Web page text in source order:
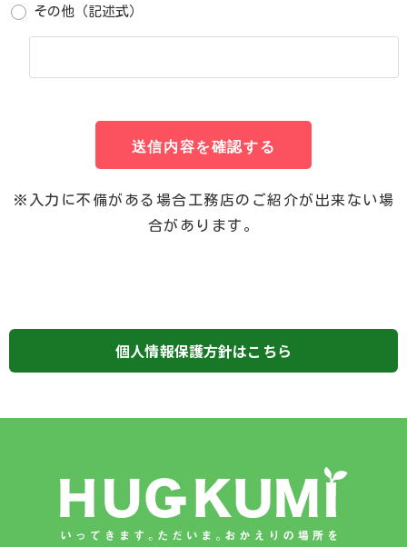
その他（記述式）
送信内容を確認する
※入力に不備がある場合工務店のご紹介が出来ない場
合があります。
個人情報保護方針はこちら